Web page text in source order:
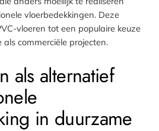
vloerbedekkingen. Deze
vloeren tot een populaire keuze
commerciële projecten.
als alternatief
in duurzame